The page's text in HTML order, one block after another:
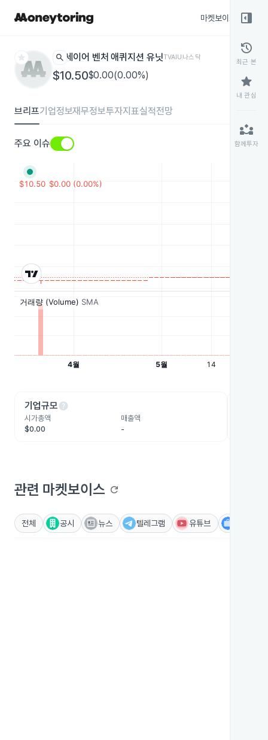
마켓보이스
star search 세이어 벤처 애퀴지션 유닛TVAIU나스닥
$10.50$0.00(0.00%)
브리프기업정보재무정보투자지표실적전망
주요 이슈
기업규모help
시가총액
$0.00
매출액
-
관련 마켓보이스 refresh
전체 공시 뉴스 텔레그램 유튜브
right_panel_open
history
최근 본
star
내 관심
partner_exchange
함께투자